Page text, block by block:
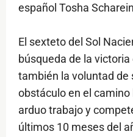
español Tosha
El sexteto del Sol
búsqueda de la
también la voluntad de
obstáculo en el
arduo trabajo y
últimos 10 meses del